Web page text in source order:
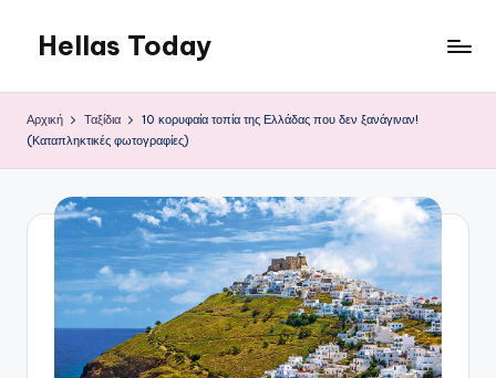
Μετάβαση
περιεχόμενο
Hellas Today
Αρχική Ταξίδια
10 κορυφαία τοπία της Ελλάδας που δεν ξανάγιναν!
(Καταπληκτικές φωτογραφίες)